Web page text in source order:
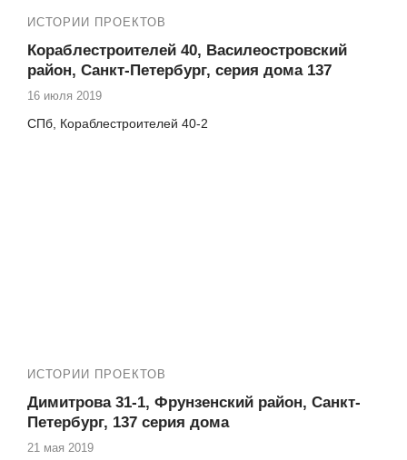
ИСТОРИИ ПРОЕКТОВ
Кораблестроителей 40, Василеостровский
район, Санкт-Петербург, серия дома 137
16 июля 2019
СПб, Кораблестроителей 40-2
ИСТОРИИ ПРОЕКТОВ
Димитрова 31-1, Фрунзенский район, Санкт-
Петербург, 137 серия дома
21 мая 2019